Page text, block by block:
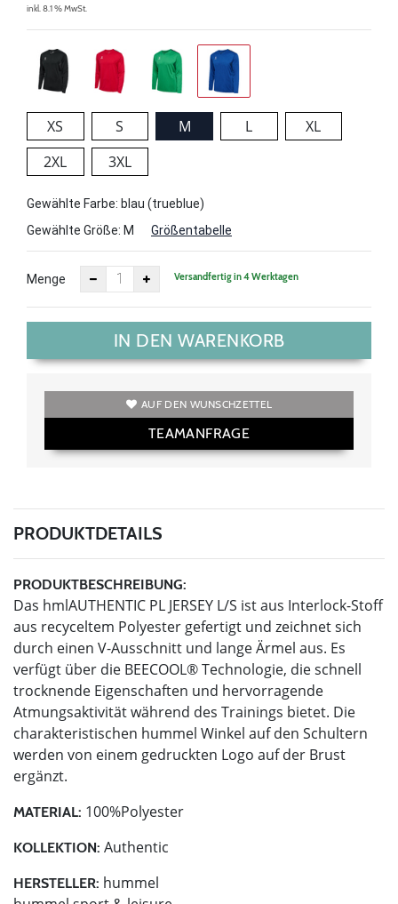
inkl. 8.1 % MwSt.
XS S M L
XL
2XL
3XL
Gewählte Farbe: blau (trueblue)
Gewählte Größe: M Größentabelle
Menge Versandfertig in 4 Werktagen
IN DEN WARENKORB
AUF DEN WUNSCHZETTEL
TEAMANFRAGE
PRODUKTDETAILS
PRODUKTBESCHREIBUNG:
Das hmlAUTHENTIC PL JERSEY L/S ist aus Interlock-Stoff
aus recyceltem Polyester gefertigt und zeichnet sich
durch einen V-Ausschnitt und lange Ärmel aus. Es
verfügt über die BEECOOL® Technologie, die schnell
trocknende Eigenschaften und hervorragende
Atmungsaktivität während des Trainings bietet. Die
charakteristischen hummel Winkel auf den Schultern
werden von einem gedruckten Logo auf der Brust
ergänzt.
MATERIAL: 100%Polyester
KOLLEKTION: Authentic
HERSTELLER: hummel